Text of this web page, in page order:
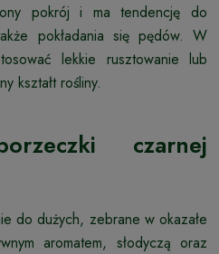
pokrój i ma tendencję do
pokładania się pędów. W
lekkie rusztowanie lub
kształt rośliny.
czarnej
do dużych, zebrane w okazałe
aromatem, słodyczą oraz